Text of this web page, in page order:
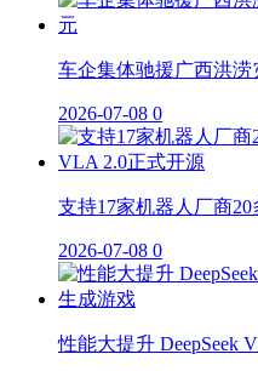
车企集体驰援广西洪涝
2026-07-08 0
支持17家机器人厂商
2026-07-08 0
性能大提升 DeepSeek